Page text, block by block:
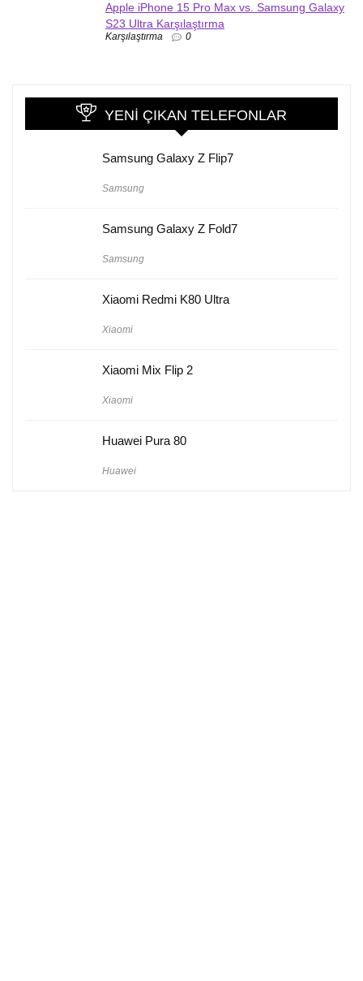
Apple iPhone 15 Pro Max vs. Samsung Galaxy
S23 Ultra Karşılaştırma
Karşılaştırma 0
YENI ÇIKAN TELEFONLAR
Samsung Galaxy Z Flip7
Samsung
Samsung Galaxy Z Fold7
Samsung
Xiaomi Redmi K80 Ultra
Xiaomi
Xiaomi Mix Flip 2
Xiaomi
Huawei Pura 80
Huawei